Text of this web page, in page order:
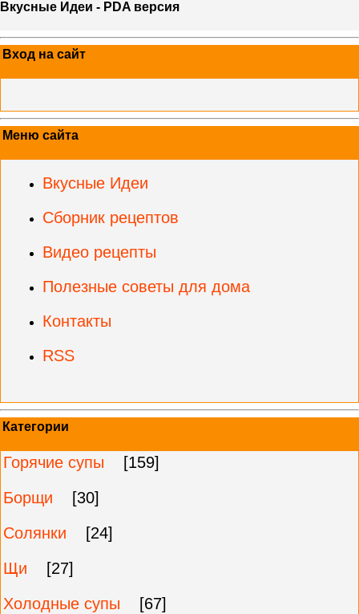
Вкусные Идеи - PDA версия
Вход на сайт
Меню сайта
Вкусные Идеи
Сборник рецептов
Видео рецепты
Полезные советы для дома
Контакты
RSS
Категории
Горячие супы
[159]
Борщи
[30]
Солянки
[24]
Щи
[27]
Холодные супы
[67]